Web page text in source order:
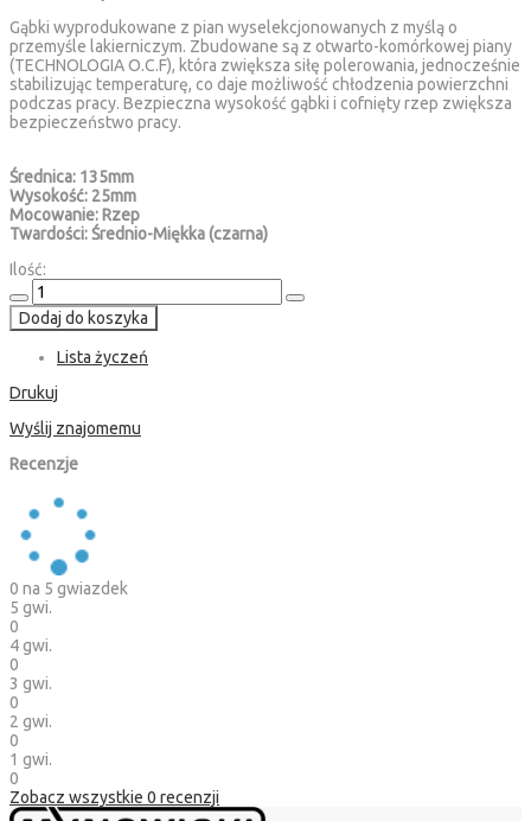
Gąbki wyprodukowane z pian wyselekcjonowanych z myślą o
przemyśle lakierniczym. Zbudowane są z otwarto-komórkowej piany
(TECHNOLOGIA O.C.F), która zwiększa siłę polerowania, jednocześnie
stabilizując temperaturę, co daje możliwość chłodzenia powierzchni
podczas pracy. Bezpieczna wysokość gąbki i cofnięty rzep zwiększa
bezpieczeństwo pracy.
Średnica: 135mm
Wysokość: 25mm
Mocowanie: Rzep
Twardości: Średnio-Miękka (czarna)
Ilość:
Dodaj do koszyka
Lista życzeń
Drukuj
Wyślij znajomemu
Recenzje
0 na 5 gwiazdek
5 gwi.
0
4 gwi.
0
3 gwi.
0
2 gwi.
0
1 gwi.
0
Zobacz wszystkie 0 recenzji